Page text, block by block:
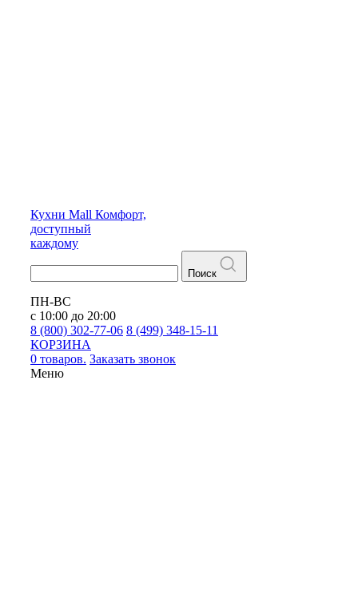
Кухни Mall Комфорт,
доступный
каждому
Поиск
ПН-ВС
с 10:00 до 20:00
8 (800) 302-77-06 8 (499) 348-15-11
КОРЗИНА
0 товаров. Заказать звонок
Меню